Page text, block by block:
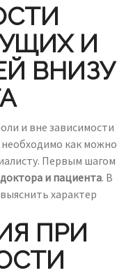
И
ВНИЗУ
и вне зависимости
как можно
Первым шагом
и пациента. В
характер
ПРИ